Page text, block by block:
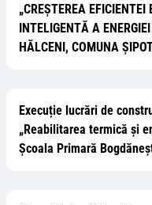
„CREȘTEREA
INTELIGENTĂ A
HĂLCENI, COMUNA
Execuție lucrări de
„Reabilitarea termică și
Școala Primară